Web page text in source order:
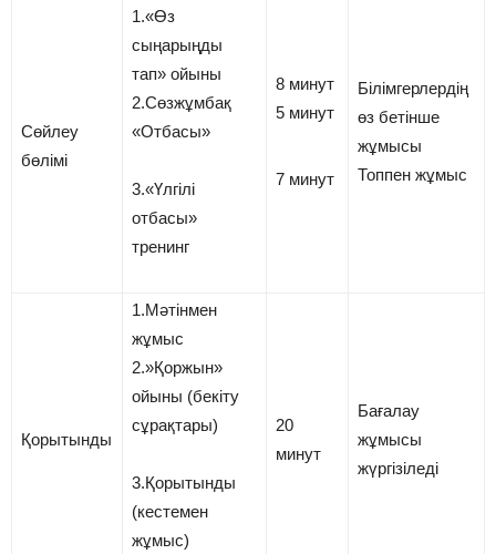
Сөйлеу
бөлімі
1.«Өз
сыңарыңды
тап» ойыны
2.Сөзжұмбақ
«Отбасы»
3.«Үлгілі
отбасы»
тренинг
8 минут
5 минут
7 минут
Білімгерлердің
өз бетінше
жұмысы
Топпен жұмыс
Қорытынды
1.Мәтінмен
жұмыс
2.»Қоржын»
ойыны (бекіту
сұрақтары)
3.Қорытынды
(кестемен
жұмыс)
20
минут
Бағалау
жұмысы
жүргізіледі